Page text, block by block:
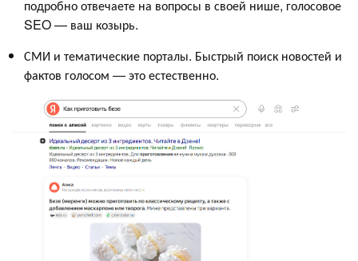
подробно отвечаете на вопросы в своей нише, голосовое
SEO — ваш козырь.
СМИ и тематические порталы. Быстрый поиск новостей и
фактов голосом — это естественно.